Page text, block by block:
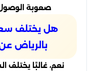
صعوبة الوصول
هل يختلف
بالرياض عن
نعم، غالبًا يختلف